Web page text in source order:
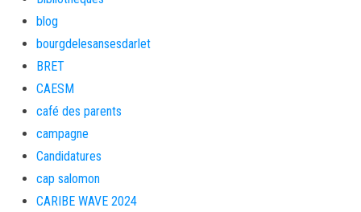
blog
bourgdelesansesdarlet
BRET
CAESM
café des parents
campagne
Candidatures
cap salomon
CARIBE WAVE 2024